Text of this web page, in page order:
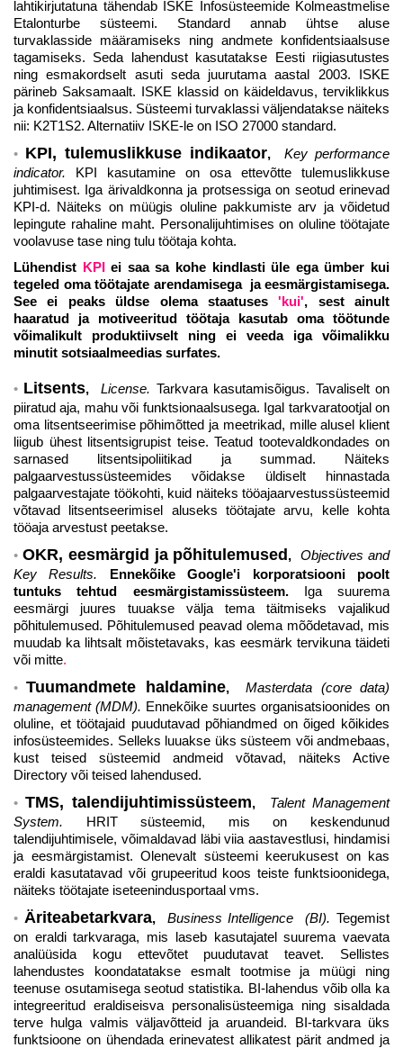
lahtikirjutatuna tähendab ISKE Infosüsteemide Kolmeastmelise
Etalonturbe süsteemi. Standard annab ühtse aluse
turvaklasside määramiseks ning andmete konfidentsiaalsuse
tagamiseks. Seda lahendust kasutatakse Eesti riigiasutustes
ning esmakordselt asuti seda juurutama aastal 2003. ISKE
pärineb Saksamaalt. ISKE klassid on käideldavus, terviklikkus
ja konfidentsiaalsus. Süsteemi turvaklassi väljendatakse näiteks
nii: K2T1S2. Alternatiiv ISKE-le on ISO 27000 standard.
KPI, tulemuslikkuse indikaator,Key performance
indicator. KPI kasutamine on osa ettevõtte tulemuslikkuse
juhtimisest. Iga ärivaldkonna ja protsessiga on seotud erinevad
KPI-d. Näiteks on müügis oluline pakkumiste arv ja võidetud
lepingute rahaline maht. Personalijuhtimises on oluline töötajate
voolavuse tase ning tulu töötaja kohta.
Lühendist KPI ei saa sa kohe kindlasti üle ega ümber kui
tegeled oma töötajate arendamisega ja eesmärgistamisega.
See ei peaks üldse olema staatuses'kui', sest ainult
haaratud ja motiveeritud töötaja kasutab oma töötunde
võimalikult produktiivselt ning ei veeda iga võimalikku
minutit sotsiaalmeedias surfates.
Litsents,License. Tarkvara kasutamisõigus. Tavaliselt on
piiratud aja, mahu või funktsionaalsusega. Igal tarkvaratootjal on
oma litsentseerimise põhimõtted ja meetrikad, mille alusel klient
liigub ühest litsentsigrupist teise. Teatud tootevaldkondades on
sarnased litsentsipoliitikad ja summad. Näiteks
palgaarvestussüsteemides võidakse üldiselt hinnastada
palgaarvestajate töökohti, kuid näiteks tööajaarvestussüsteemid
võtavad litsentseerimisel aluseks töötajate arvu, kelle kohta
tööaja arvestust peetakse.
OKR, eesmärgid ja põhitulemused ,Objectives and
Key Results. Ennekõike Google'i korporatsiooni poolt
tuntuks tehtud eesmärgistamissüsteem. Iga suurema
eesmärgi juures tuuakse välja tema täitmiseks vajalikud
põhitulemused. Põhitulemused peavad olema mõõdetavad, mis
muudab ka lihtsalt mõistetavaks, kas eesmärk tervikuna täideti
või mitte.
Tuumandmete haldamine,Masterdata (core data)
management (MDM). Ennekõike suurtes organisatsioonides on
oluline, et töötajaid puudutavad põhiandmed on õiged kõikides
infosüsteemides. Selleks luuakse üks süsteem või andmebaas,
kust teised süsteemid andmeid võtavad, näiteks Active
Directory või teised lahendused.
TMS, talendijuhtimissüsteem, Talent Management
System. HRIT süsteemid, mis on keskendunud
talendijuhtimisele, võimaldavad läbi viia aastavestlusi, hindamisi
ja eesmärgistamist. Olenevalt süsteemi keerukusest on kas
eraldi kasutatavad või grupeeritud koos teiste funktsioonidega,
näiteks töötajate iseteenindusportaal vms.
Äriteabetarkvara, Business Intelligence (BI).Tegemist
on eraldi tarkvaraga, mis laseb kasutajatel suurema vaevata
analüüsida kogu ettevõtet puudutavat teavet. Sellistes
lahendustes koondatatakse esmalt tootmise ja müügi ning
teenuse osutamisega seotud statistika. BI-lahendus võib olla ka
integreeritud eraldiseisva personalisüsteemiga ning sisaldada
terve hulga valmis väljavõtteid ja aruandeid. BI-tarkvara üks
funktsioone on ühendada erinevatest allikatest pärit andmed ja